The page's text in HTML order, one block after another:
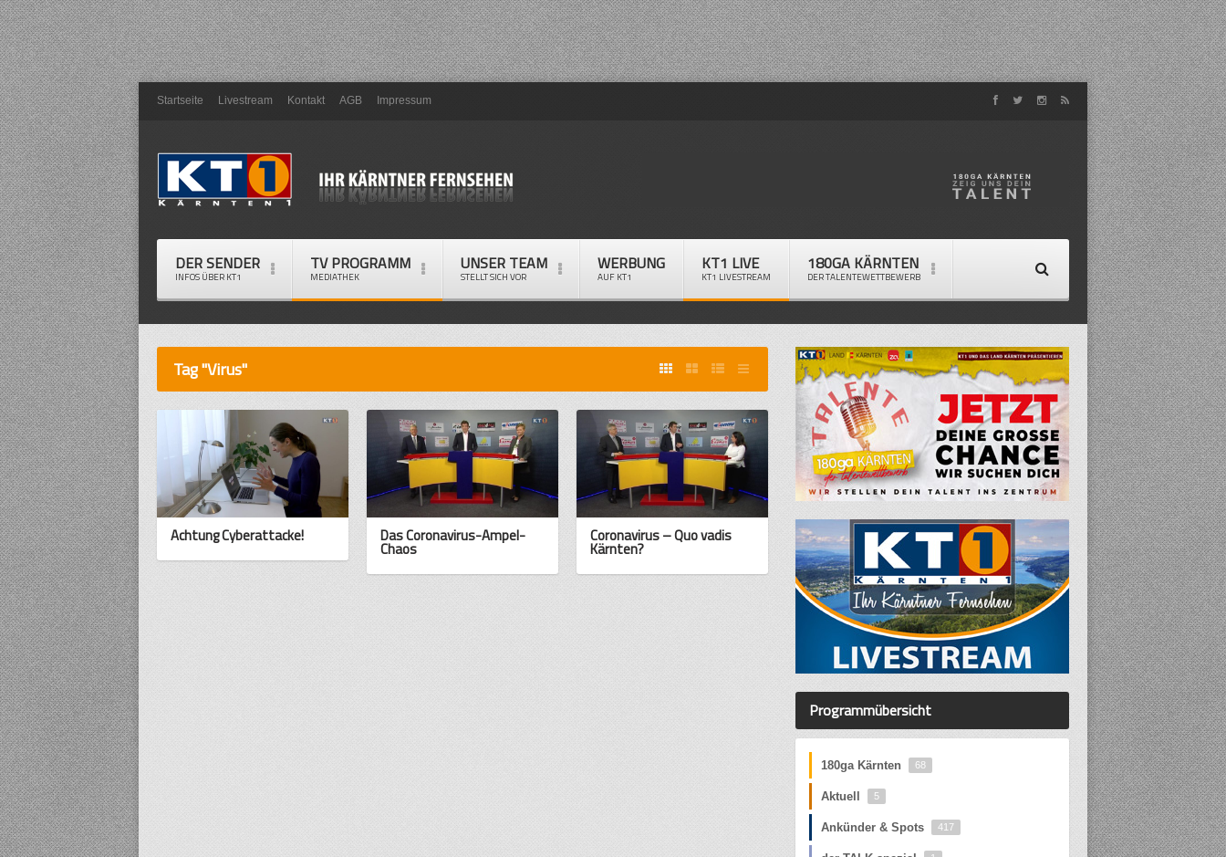
Startseite Livestream Kontakt AGB Impressum
DER SENDER
INFOS ÜBER KT1
TV PROGRAMM
MEDIATHEK
UNSER TEAM
STELLT SICH VOR
WERBUNG
AUF KT1
KT1 LIVE
KT1 LIVESTREAM
180GA KÄRNTEN
DER TALENTEWETTBEWERB
Tag "Virus"
Achtung Cyberattacke! Das Coronavirus-Ampel-
Chaos
Coronavirus – Quo vadis
Kärnten?
Programmübersicht
180ga Kärnten 68
Aktuell 5
Ankünder & Spots 417